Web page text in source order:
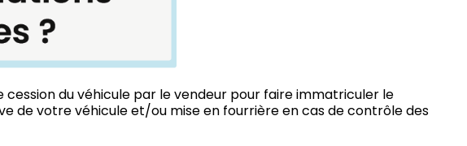
du véhicule par le vendeur pour faire immatriculer le
de votre véhicule et/ou mise en fourrière en cas de contrôle des